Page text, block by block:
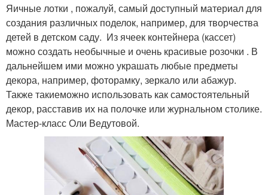
Яичные лотки , пожалуй, самый доступный материал для
создания различных поделок, например, для творчества
детей в детском саду. Из ячеек контейнера (кассет)
можно создать необычные и очень красивые розочки . В
дальнейшем ими можно украшать любые предметы
декора, например, фоторамку, зеркало или абажур.
Также такиеможно использовать как самостоятельный
декор, расставив их на полочке или журнальном столике.
Мастер-класс Оли Ведутовой.